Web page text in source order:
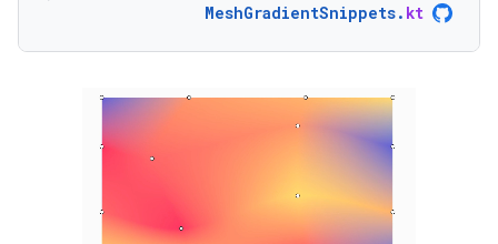
MeshGradientSnippets. kt